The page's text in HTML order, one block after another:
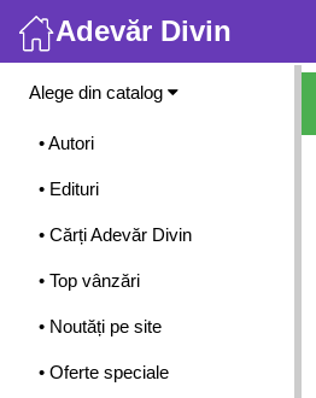
Adevăr Divin
Meniu
Alege din catalog
• Autori
• Edituri
• Cărți Adevăr Divin
• Top vânzări
• Noutăți pe site
• Oferte speciale